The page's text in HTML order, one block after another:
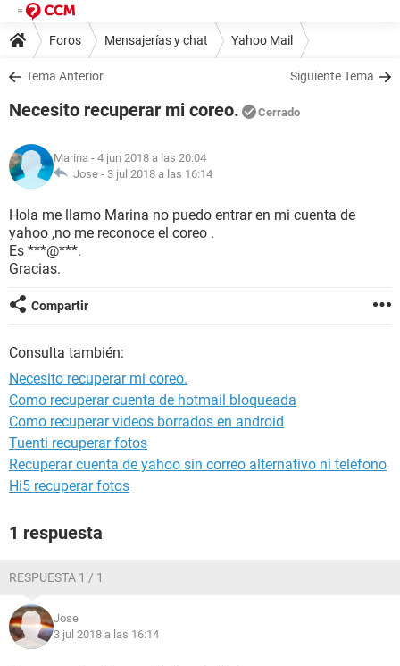
Foros Mensajerías y chat Yahoo Mail
Tema Anterior Siguiente Tema
Necesito recuperar mi coreo. Cerrado
Marina - 4 jun 2018 a las 20:04
Jose - 3 jul 2018 a las 16:14
Hola me llamo Marina no puedo entrar en mi cuenta de
yahoo ,no me reconoce el coreo .
Es ***@***.
Gracias.
Compartir
Consulta también:
Necesito recuperar mi coreo.
Como recuperar cuenta de hotmail bloqueada
Como recuperar videos borrados en android
Tuenti recuperar fotos
Recuperar cuenta de yahoo sin correo alternativo ni teléfono
Hi5 recuperar fotos
1 respuesta
RESPUESTA 1 / 1
Jose
3 jul 2018 a las 16:14